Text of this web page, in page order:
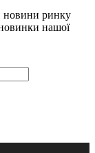
новини ринку
нашої